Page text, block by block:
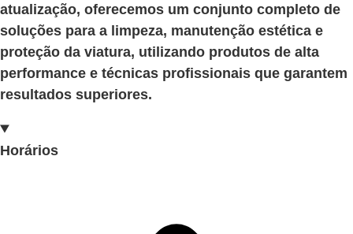
atualização, oferecemos um conjunto completo de
soluções para a limpeza, manutenção estética e
proteção da viatura, utilizando produtos de alta
performance e técnicas profissionais que garantem
resultados superiores.
Horários